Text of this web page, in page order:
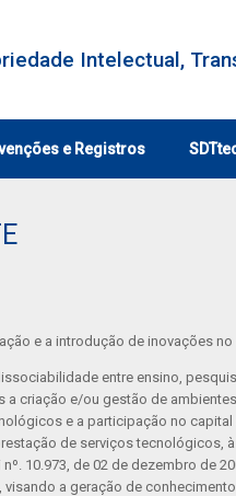
Intelectual,
e Registros
e a introdução de inovações
entre ensino,
a criação e/ou gestão de
e a participação no
de serviços tecnológicos,
10.973, de 02 de dezembro de
visando a geração de